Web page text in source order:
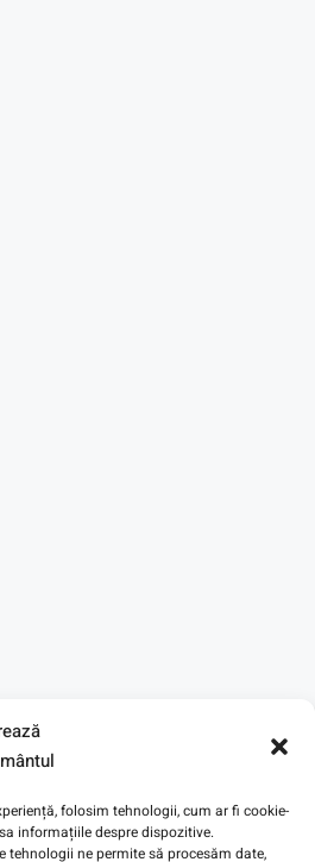
folosim tehnologii, cum ar fi cookie-
informațiile despre dispozitive.
ne permite să procesăm date,